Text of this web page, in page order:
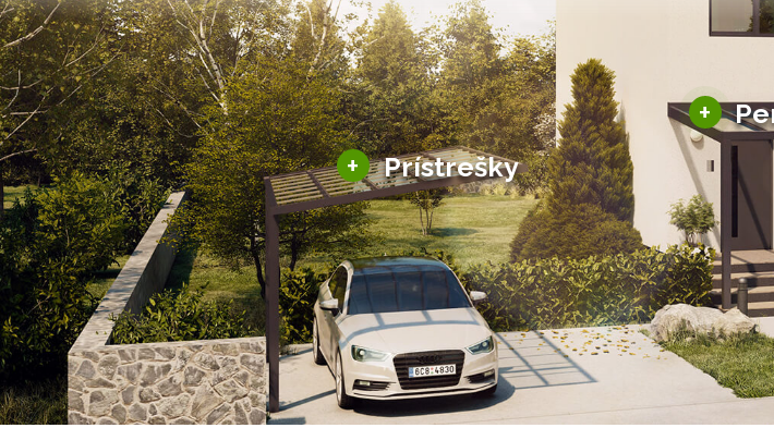
+
Altány a
Solárne
+ Prístrešky
Hliníkové prístrešky
Solárne prístrešky pre auto